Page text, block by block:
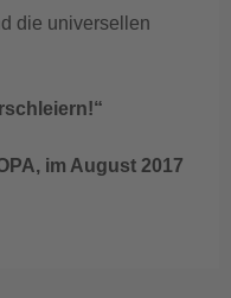
die universellen
im August 2017